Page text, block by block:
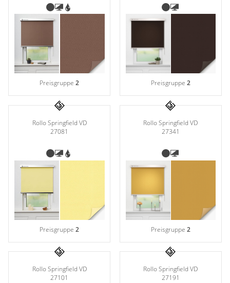
Preisgruppe2 Preisgruppe 2
Rollo Springfield VD
27081
Preisgruppe2
Rollo Springfield VD
27341
Preisgruppe 2
Rollo Springfield VD
27101
Rollo Springfield VD
27191